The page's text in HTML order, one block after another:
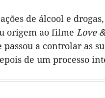
de álcool e
origem ao filme Love
a controlar as
de um processo